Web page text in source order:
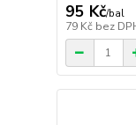
95 Kč/bal
79 Kč bez